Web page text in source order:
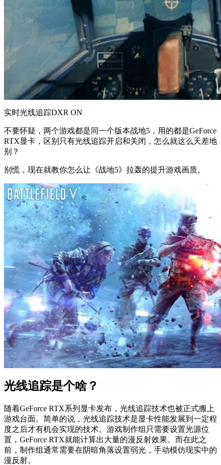
实时光线追踪DXR ON
不要怀疑，两个游戏都是同一个版本战地5，用的都是GeForce
RTX显卡，区别只有光线追踪开启和关闭，怎么就这么天差地
别？
别慌，现在就教你怎么让《战地5》拉轰的提升游戏画质。
光线追踪是个啥？
随着GeForce RTX系列显卡发布，光线追踪技术也被正式搬上
游戏台面。简单的说，光线追踪技术是显卡性能发展到一定程
度之后才有机会实现的技术。游戏制作组只需要设置光源位
置，GeForce RTX就能计算出大量的漫反射效果。而在此之
前，制作组通常需要在阴暗角落设置弱光，手动模仿现实中的
漫反射。